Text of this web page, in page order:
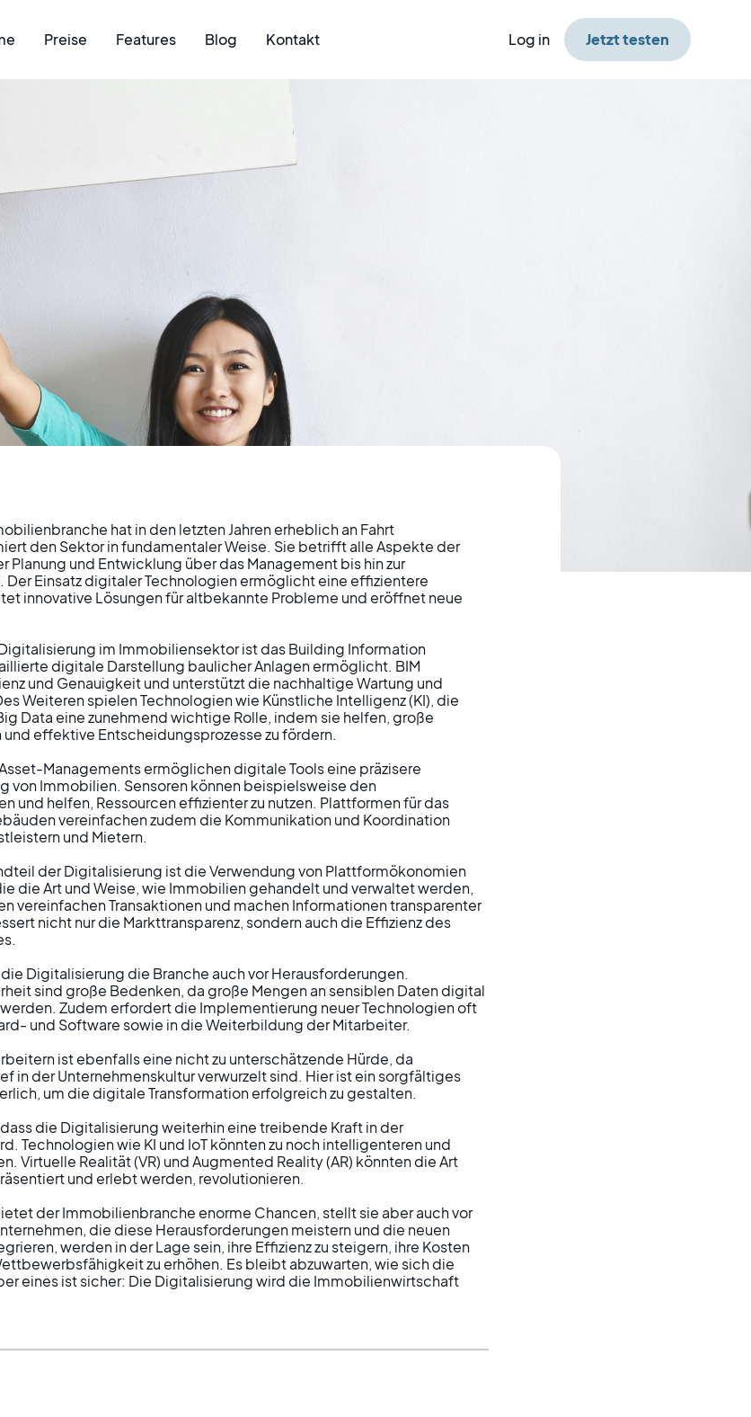
Preise Features Blog Kontakt Log in Jetzt testen
die
und neue
hat in den letzten Jahren erheblich an Fahrt
den Sektor in fundamentaler Weise. Sie betrifft alle Aspekte der
und Entwicklung über das Management bis hin zur
Der Einsatz digitaler Technologien ermöglicht eine effizientere
innovative Lösungen für altbekannte Probleme und eröffnet neue
im Immobiliensektor ist das Building Information
digitale Darstellung baulicher Anlagen ermöglicht. BIM
und Genauigkeit und unterstützt die nachhaltige Wartung und
Weiteren spielen Technologien wie Künstliche Intelligenz (KI), die
Data eine zunehmend wichtige Rolle, indem sie helfen, große
effektive Entscheidungsprozesse zu fördern.
Managements ermöglichen digitale Tools eine präzisere
von Immobilien. Sensoren können beispielsweise den
und helfen, Ressourcen effizienter zu nutzen. Plattformen für das
vereinfachen zudem die Kommunikation und Koordination
und Mietern.
der Digitalisierung ist die Verwendung von Plattformökonomien
die Art und Weise, wie Immobilien gehandelt und verwaltet werden,
vereinfachen Transaktionen und machen Informationen transparenter
nicht nur die Markttransparenz, sondern auch die Effizienz des
Digitalisierung die Branche auch vor Herausforderungen.
sind große Bedenken, da große Mengen an sensiblen Daten digital
Zudem erfordert die Implementierung neuer Technologien oft
und Software sowie in die Weiterbildung der Mitarbeiter.
ist ebenfalls eine nicht zu unterschätzende Hürde, da
in der Unternehmenskultur verwurzelt sind. Hier ist ein sorgfältiges
um die digitale Transformation erfolgreich zu gestalten.
die Digitalisierung weiterhin eine treibende Kraft in der
Technologien wie KI und IoT könnten zu noch intelligenteren und
Virtuelle Realität (VR) und Augmented Reality (AR) könnten die Art
und erlebt werden, revolutionieren.
der Immobilienbranche enorme Chancen, stellt sie aber auch vor
die diese Herausforderungen meistern und die neuen
werden in der Lage sein, ihre Effizienz zu steigern, ihre Kosten
zu erhöhen. Es bleibt abzuwarten, wie sich die
eines ist sicher: Die Digitalisierung wird die Immobilienwirtschaft